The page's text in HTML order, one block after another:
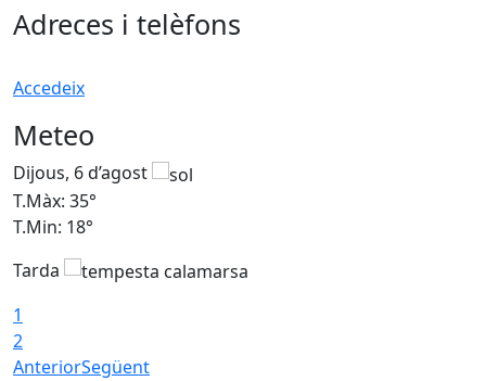
Adreces i telèfons
Accedeix
Meteo
Dijous, 6 d’agost
T.Màx: 35°
T.Min: 18°
Tarda
1
2
AnteriorSegüent